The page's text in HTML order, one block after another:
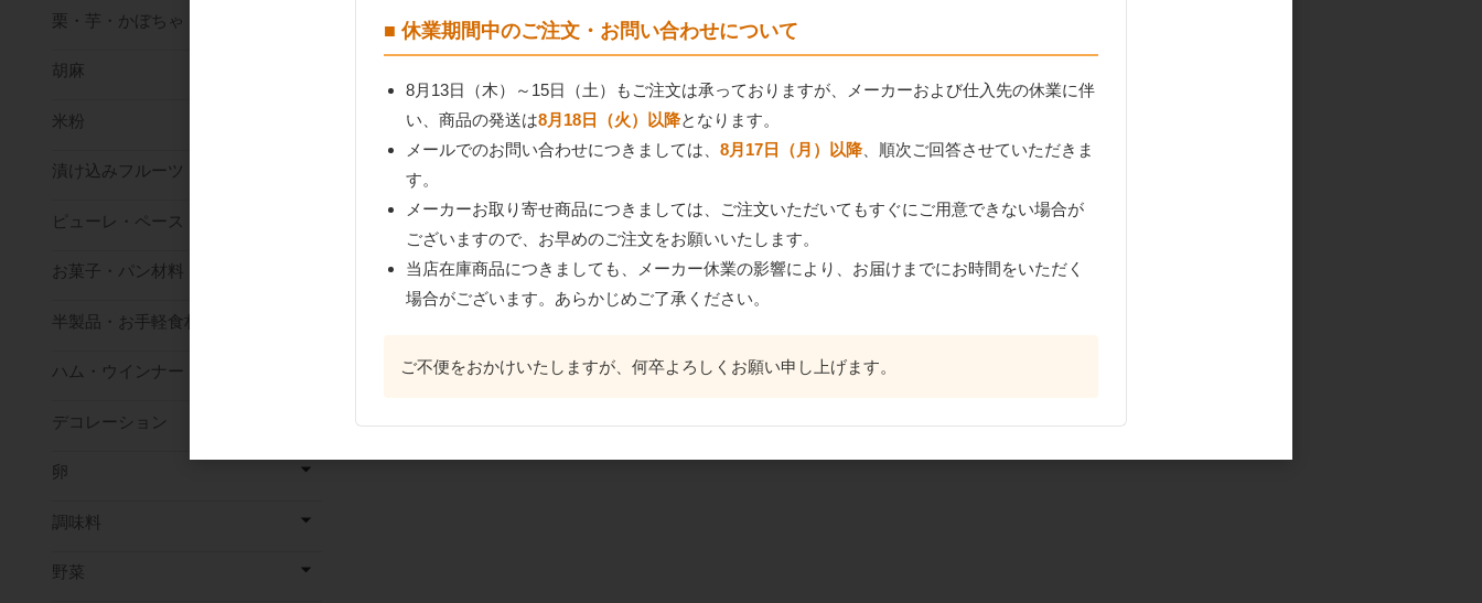
栗・芋・かぼちゃ
胡麻
米粉
漬け込みフルーツ
ピューレ・ペースト
お菓子・パン材料
半製品・お手軽食材
ハム・ウインナー
デコレーション
卵
調味料
野菜
■ 休業期間中のご注文・お問い合わせについて
8月13日（木）～15日（土）もご注文は承っておりますが、メーカーおよび仕入先の休業に伴
い、商品の発送は8月18日（火）以降となります。
メールでのお問い合わせにつきましては、 8月17日（月）以降、順次ご回答させていただきま
す。
メーカーお取り寄せ商品につきましては、ご注文いただいてもすぐにご用意できない場合が
ございますので、お早めのご注文をお願いいたします。
当店在庫商品につきましても、メーカー休業の影響により、お届けまでにお時間をいただく
場合がございます。あらかじめご了承ください。
ご不便をおかけいたしますが、何卒よろしくお願い申し上げます。